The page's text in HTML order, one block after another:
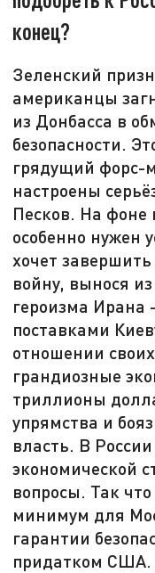
конец?
Зеленский
американцы
из Донбасса в
безопасности.
грядущий
настроены
Песков. На фоне
особенно нужен
хочет
войну, вынося
героизма Ирана
поставками
отношении
грандиозные
триллионы
упрямства и
власть. В
экономической
вопросы. Так
минимум для
гарантии
придатком США.